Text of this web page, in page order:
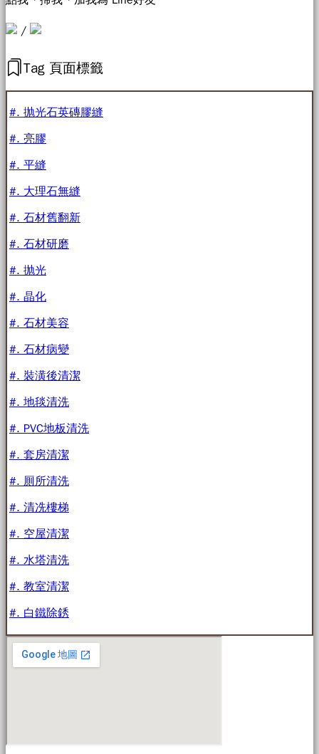
/
Tag 頁面標籤
#. 抛光石英磚膠縫
#. 亮膠
#. 平縫
#. 大理石無縫
#. 石材舊翻新
#. 石材研磨
#. 抛光
#. 晶化
#. 石材美容
#. 石材病變
#. 裝潢後清潔
#. 地毯清洗
#. PVC地板清洗
#. 套房清潔
#. 厠所清洗
#. 清冼樓梯
#. 空屋清潔
#. 水塔清洗
#. 教室清潔
#. 白鐵除銹